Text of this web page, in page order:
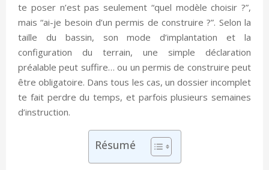
te poser n’est pas seulement “quel modèle choisir ?”,
mais “ai-je besoin d’un permis de construire ?”. Selon la
taille du bassin, son mode d’implantation et la
configuration du terrain, une simple déclaration
préalable peut suffire… ou un permis de construire peut
être obligatoire. Dans tous les cas, un dossier incomplet
te fait perdre du temps, et parfois plusieurs semaines
d’instruction.
Résumé